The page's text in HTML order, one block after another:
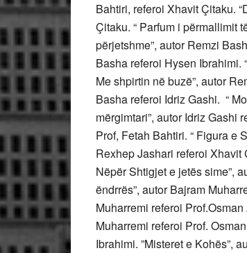
Bahtiri, referoi Xhavit Çitaku.
Çitaku. “ Parfum i përmallimit
përjetshme”, autor Remzi
Basha referoi Hysen Ibrahimi.
Me shpirtin në buzë”, autor
Basha referoi Idriz Gashi. “
mërgimtari”, autor Idriz Gashi
Prof, Fetah Bahtiri. “ Figura e
Rexhep Jashari referoi Xhavit
Nëpër Shtigjet e jetës sime”,
ëndrrës”, autor Bajram
Muharremi referoi
Muharremi referoi Prof.
Ibrahimi. ”Misteret e Kohës”,